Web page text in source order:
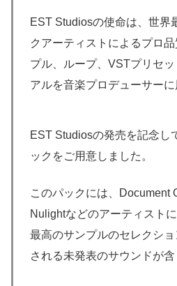
EST Studiosの使命は、世界
クアーティストによるプロ
プル、ループ、VSTプリセ
アルを音楽プロデューサーに
EST Studiosの発売を記念し
ックをご用意しました。
このパックには、Document
Nulightなどのアーティスト
最高のサンプルのセレクシ
される未発表のサウンドが含